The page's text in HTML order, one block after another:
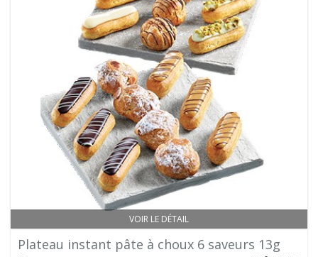
VOIR LE DÉTAIL
Plateau instant pâte à choux 6 saveurs 13g